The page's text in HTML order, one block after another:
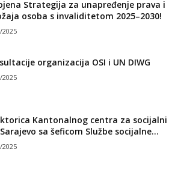
Strategija za unapređenje prava i
osoba s invaliditetom 2025–2030!
2025
organizacija OSI i UN DIWG
2025
Kantonalnog centra za socijalni
sa šeficom Službe socijalne...
2025